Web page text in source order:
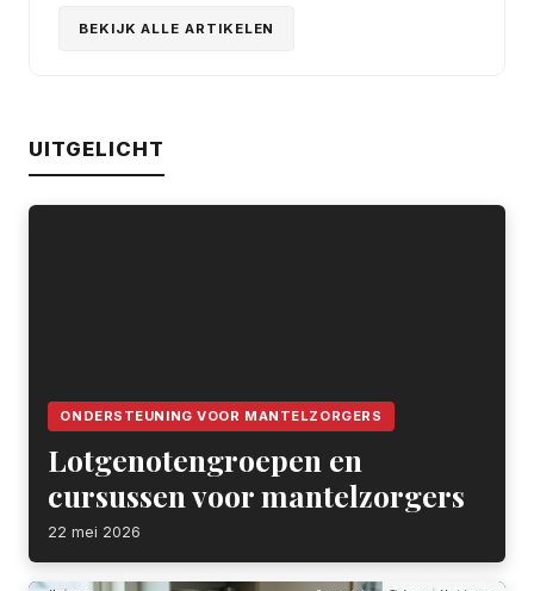
BEKIJK ALLE ARTIKELEN
UITGELICHT
ONDERSTEUNING VOOR MANTELZORGERS
Lotgenotengroepen en
cursussen voor mantelzorgers
22 mei 2026